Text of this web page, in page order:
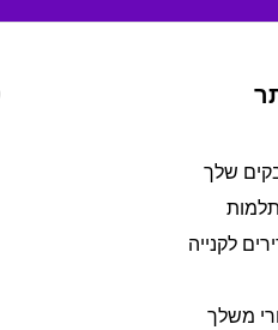
שלך
לקנייה
משלך